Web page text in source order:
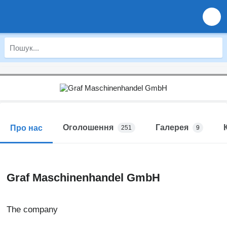
Про нас Оголошення 251 Галерея 9
Graf Maschinenhandel GmbH
The company